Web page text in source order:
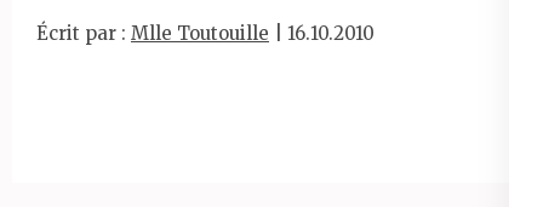
Écrit par : Mlle Toutouille | 16.10.2010